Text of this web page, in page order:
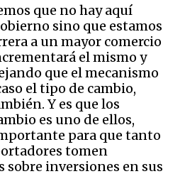
que no hay aquí
sino que estamos
a un mayor comercio
el mismo y
que el mecanismo
el tipo de cambio,
Y es que los
es uno de ellos,
para que tanto
tomen
sobre inversiones en sus